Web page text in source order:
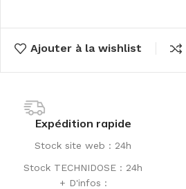
Ajouter à la wishlist
Expédition rapide
Stock site web : 24h
Stock TECHNIDOSE : 24h
+ D'infos :